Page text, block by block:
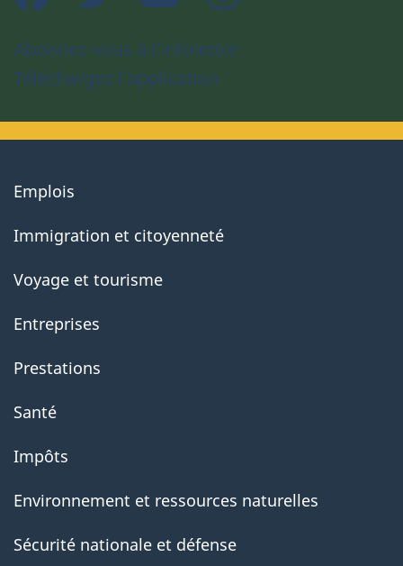
Abonnez-vous à l’infolettre
Téléchargez l’application
About
government
Emplois
Immigration et citoyenneté
Voyage et tourisme
Entreprises
Prestations
Santé
Impôts
Environnement et ressources naturelles
Sécurité nationale et défense